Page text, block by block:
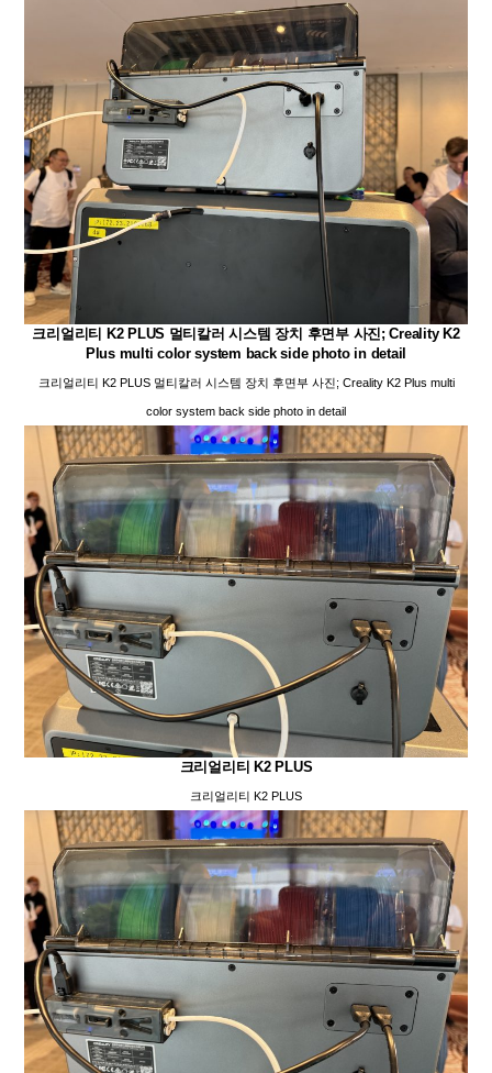
크리얼리티 K2 PLUS 멀티칼러 시스템 장치 후면부 사진; Creality K2
Plus multi color system back side photo in detail
크리얼리티 K2 PLUS 멀티칼러 시스템 장치 후면부 사진; Creality K2 Plus multi
color system back side photo in detail
크리얼리티 K2 PLUS
크리얼리티 K2 PLUS